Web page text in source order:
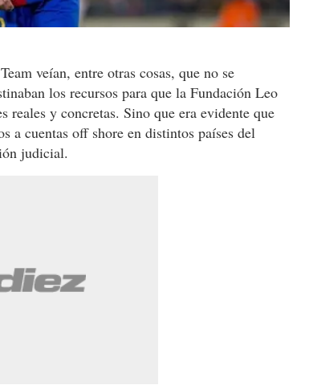
veían, entre otras cosas, que no se
los recursos para que la Fundación Leo
reales y concretas. Sino que era evidente que
a cuentas off shore en distintos países del
judicial.